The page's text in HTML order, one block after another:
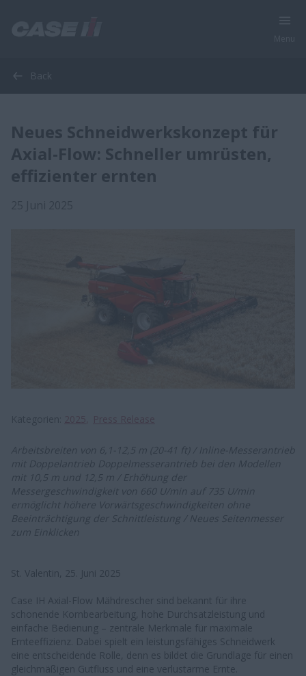
Back
Neues Schneidwerkskonzept für
Axial-Flow: Schneller umrüsten,
effizienter ernten
Arbeitsbreiten von 6,1-12,5 m (20-41 ft) / Inline-Messerantrieb
mit Doppelantrieb Doppelmesserantrieb bei den Modellen
mit 10,5 m und 12,5 m / Erhöhung der
Messergeschwindigkeit von 660 U/min auf 735 U/min
ermöglicht höhere Vorwärtsgeschwindigkeiten ohne
Beeinträchtigung der Schnittleistung / Neues Seitenmesser
zum Einklicken
St. Valentin, 25. Juni 2025
Case IH Axial-Flow Mähdrescher sind bekannt für ihre
schonende Kornbearbeitung, hohe Durchsatzleistung und
einfache Bedienung – zentrale Merkmale für maximale
Ernteeffizienz. Dabei spielt ein leistungsfähiges Schneidwerk
eine entscheidende Rolle, denn es bildet die Grundlage für einen
gleichmäßigen Gutfluss und eine verlustarme Ernte.